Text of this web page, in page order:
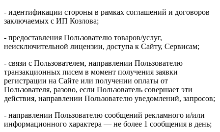
- идентификации стороны в рамках соглашений и договоров
заключаемых с ИП Козлова;
- предоставления Пользователю товаров/услуг,
неисключительной лицензии, доступа к Сайту, Сервисам;
- связи с Пользователем, направлении Пользователю
транзакционных писем в момент получения заявки
регистрации на Сайте или получении оплаты от
Пользователя, разово, если Пользователь совершает эти
действия, направлении Пользователю уведомлений, запросов;
- направлении Пользователю сообщений рекламного и/или
информационного характера — не более 1 сообщения в день;